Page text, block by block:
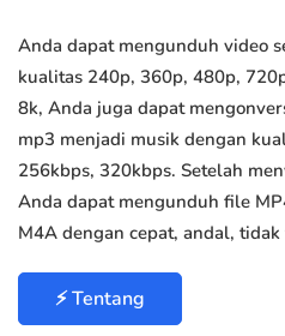
Anda dapat mengunduh video
kualitas 240p, 360p, 480p,
8k, Anda juga dapat
mp3 menjadi musik dengan
256kbps, 320kbps. Setelah
Anda dapat mengunduh file
M4A dengan cepat, andal,
⚡ Tentang